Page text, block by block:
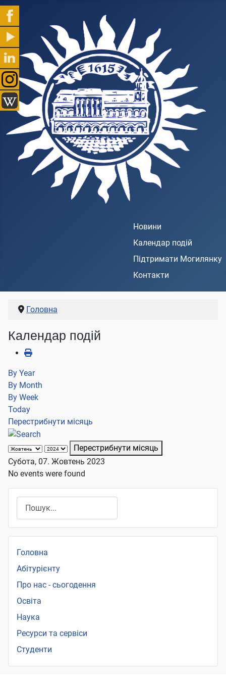
Новини
Календар подій
Підтримати Могилянку
Контакти
Головна
Календар подій
By Year
By Month
By Week
Today
Перестрибнути місяць
Перестрибнути місяць
Субота, 07. Жовтень 2023
No events were found
Головна
Абітурієнту
Про нас - сьогодення
Освіта
Наука
Ресурси та сервіси
Студенти